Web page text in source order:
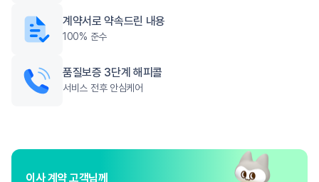
계약서로 약속드린 내용
100% 준수
품질보증 3단계 해피콜
서비스 전후 안심케어
이사 계약 고객님께